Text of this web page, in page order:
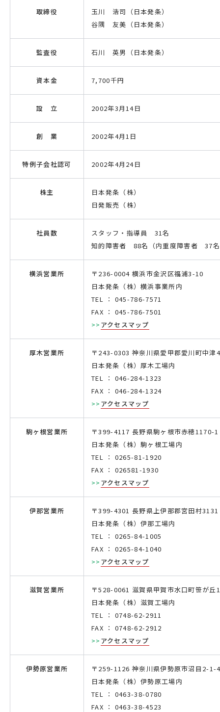
取締役
玉川 浩司（日本発条）
谷隅 友美（日本発条）
監査役 石川 英男（日本発条）
資本金 7,700千円
設 立 2002年3月14日
創 業 2002年4月1日
特例子会社認可 2002年4月24日
株主
日本発条（株）
日発販売（株）
社員数
スタッフ・指導員 31名
知的障害者 88名（内重度障害者 37
横浜営業所
〒236-0004 横浜市金沢区福浦3-10
日本発条（株）横浜事業所内
TEL ： 045-786-7571
FAX ： 045-786-7501
>> アクセスマップ
厚木営業所
〒243-0303 神奈川県愛甲郡愛川町中津
日本発条（株）厚木工場内
TEL ： 046-284-1323
FAX ： 046-284-1324
>> アクセスマップ
駒ヶ根営業所
〒399-4117 長野県駒ヶ根市赤穂1170-1
日本発条（株）駒ヶ根工場内
TEL ： 0265-81-1920
FAX ： 026581-1930
>> アクセスマップ
伊那営業所
〒399-4301 長野県上伊那郡宮田村3131
日本発条（株）伊那工場内
TEL ： 0265-84-1005
FAX ： 0265-84-1040
>> アクセスマップ
滋賀営業所
〒528-0061 滋賀県甲賀市水口町笹が丘
日本発条（株）滋賀工場内
TEL ： 0748-62-2911
FAX ： 0748-62-2912
>> アクセスマップ
伊勢原営業所
〒259-1126 神奈川県伊勢原市沼目2-1-
日本発条（株）伊勢原工場内
TEL ： 0463-38-0780
FAX ： 0463-38-4523